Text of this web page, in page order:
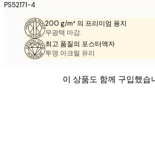
PS52171-4
200 g/m² 의 프리미엄 용지
무광택 마감.
최고 품질의 포스터액자
투명 아크릴 유리
이 상품도 함께 구입했습